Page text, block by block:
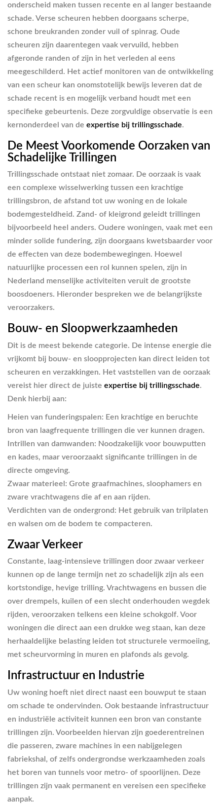
onderscheid maken tussen recente en al langer bestaande
schade. Verse scheuren hebben doorgaans scherpe,
schone breukranden zonder vuil of spinrag. Oude
scheuren zijn daarentegen vaak vervuild, hebben
afgeronde randen of zijn in het verleden al eens
meegeschilderd. Het actief monitoren van de ontwikkeling
van een scheur kan onomstotelijk bewijs leveren dat de
schade recent is en mogelijk verband houdt met een
specifieke gebeurtenis. Deze zorgvuldige observatie is een
kernonderdeel van de expertise bij trillingsschade.
De Meest Voorkomende Oorzaken van
Schadelijke Trillingen
Trillingsschade ontstaat niet zomaar. De oorzaak is vaak
een complexe wisselwerking tussen een krachtige
trillingsbron, de afstand tot uw woning en de lokale
bodemgesteldheid. Zand- of kleigrond geleidt trillingen
bijvoorbeeld heel anders. Oudere woningen, vaak met een
minder solide fundering, zijn doorgaans kwetsbaarder voor
de effecten van deze bodembewegingen. Hoewel
natuurlijke processen een rol kunnen spelen, zijn in
Nederland menselijke activiteiten veruit de grootste
boosdoeners. Hieronder bespreken we de belangrijkste
veroorzakers.
Bouw- en Sloopwerkzaamheden
Dit is de meest bekende categorie. De intense energie die
vrijkomt bij bouw- en sloopprojecten kan direct leiden tot
scheuren en verzakkingen. Het vaststellen van de oorzaak
vereist hier direct de juiste expertise bij trillingsschade.
Denk hierbij aan:
Heien van funderingspalen: Een krachtige en beruchte
bron van laagfrequente trillingen die ver kunnen dragen.
Intrillen van damwanden: Noodzakelijk voor bouwputten
en kades, maar veroorzaakt significante trillingen in de
directe omgeving.
Zwaar materieel: Grote graafmachines, sloophamers en
zware vrachtwagens die af en aan rijden.
Verdichten van de ondergrond: Het gebruik van trilplaten
en walsen om de bodem te compacteren.
Zwaar Verkeer
Constante, laag-intensieve trillingen door zwaar verkeer
kunnen op de lange termijn net zo schadelijk zijn als een
kortstondige, hevige trilling. Vrachtwagens en bussen die
over drempels, kuilen of een slecht onderhouden wegdek
rijden, veroorzaken telkens een kleine schokgolf. Voor
woningen die direct aan een drukke weg staan, kan deze
herhaaldelijke belasting leiden tot structurele vermoeiing,
met scheurvorming in muren en plafonds als gevolg.
Infrastructuur en Industrie
Uw woning hoeft niet direct naast een bouwput te staan
om schade te ondervinden. Ook bestaande infrastructuur
en industriële activiteit kunnen een bron van constante
trillingen zijn. Voorbeelden hiervan zijn goederentreinen
die passeren, zware machines in een nabijgelegen
fabriekshal, of zelfs ondergrondse werkzaamheden zoals
het boren van tunnels voor metro- of spoorlijnen. Deze
trillingen zijn vaak permanent en vereisen een specifieke
aanpak.